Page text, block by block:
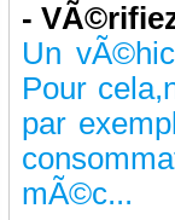
-
Un
Pour
par
mÃ©c...